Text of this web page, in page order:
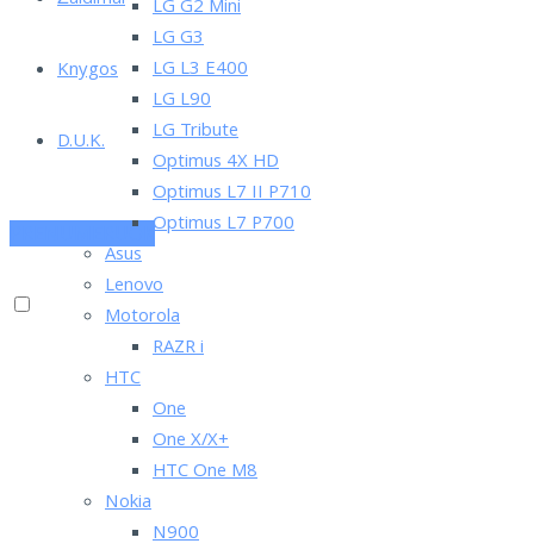
Knygos
D.U.K.
PRENUMERUOK
LG G2 Mini
LG G3
LG L3 E400
LG L90
LG Tribute
Optimus 4X HD
Optimus L7 II P710
Optimus L7 P700
Asus
Lenovo
Motorola
RAZR i
HTC
One
One X/X+
HTC One M8
Nokia
N900